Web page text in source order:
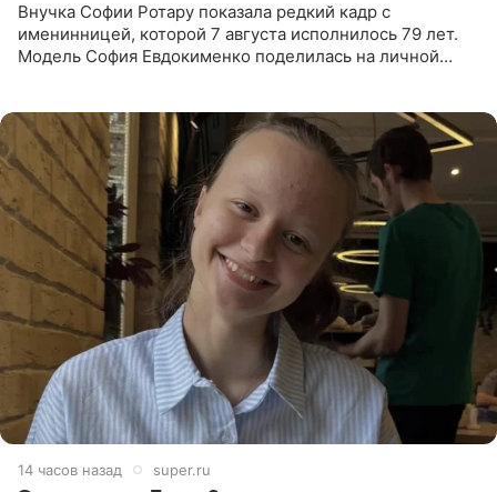
Внучка Софии Ротару показала редкий кадр с
именинницей, которой 7 августа исполнилось 79 лет.
Модель София Евдокименко поделилась на личной
14 часов назад super.ru